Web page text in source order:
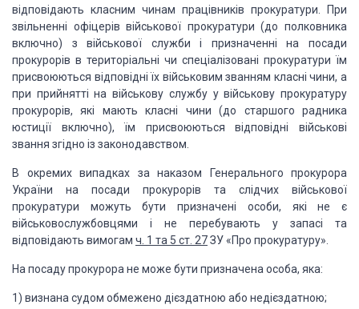
відповідають класним чинам працівників прокуратури. При
звільненні офіцерів військової прокуратури (до полковника
включно) з військової служби і призначенні на посади
прокурорів в територіальні чи спеціалізовані прокуратури їм
присвоюються відповідні їх військовим званням класні чини, а
при прийнятті на військову службу у військову прокуратуру
прокурорів, які мають класні чини (до старшого радника
юстиції включно), їм присвоюються відповідні військові
звання згідно із законодавством.
В окремих випадках за наказом Генерального прокурора
України на посади прокурорів та слідчих військової
прокуратури можуть бути призначені особи, які не є
військовослужбовцями і не перебувають у запасі та
відповідають вимогам ч. 1 та 5 ст. 27ЗУ «Про прокуратуру».
На посаду прокурора не може бути призначена особа, яка:
1) визнана судом обмежено дієздатною або недієздатною;